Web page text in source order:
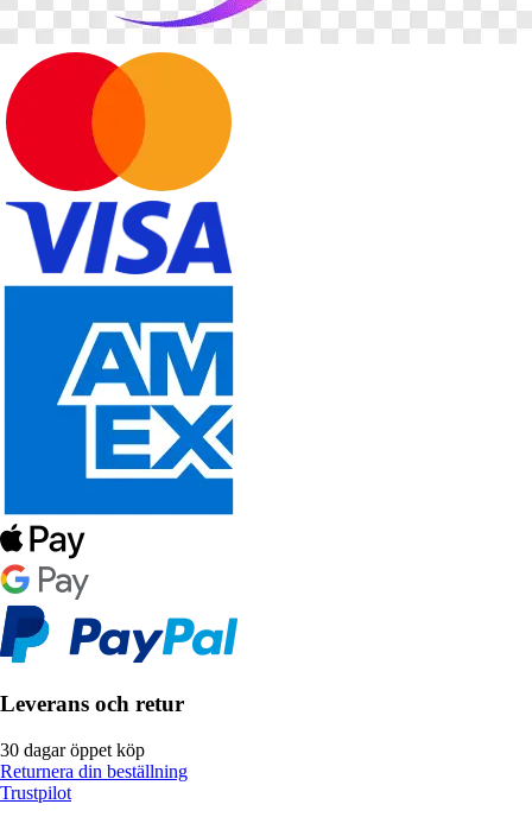
Leverans och retur
30 dagar öppet köp
Returnera din beställning
Trustpilot